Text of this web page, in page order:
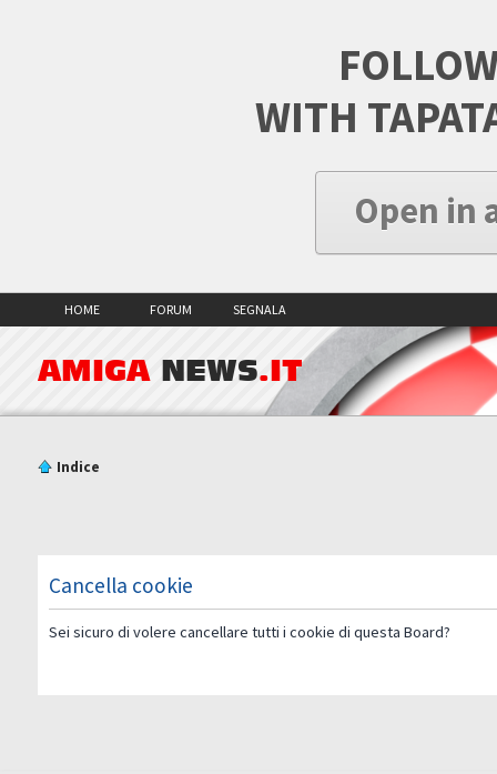
WITH
Open in
HOME FORUM SEGNALA
AMIGA NEWS.IT
Indice
Cancella cookie
Sei sicuro di volere cancellare tutti i cookie di questa Board?